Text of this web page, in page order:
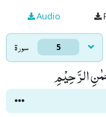
Audio
سورۃ 5
الرَّحِیْمِ